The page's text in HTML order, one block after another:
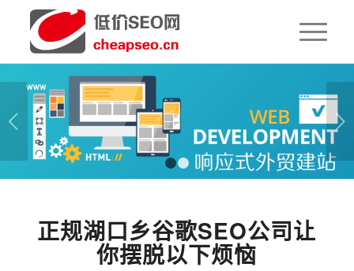
下一页
1 2
正规湖口乡谷歌SEO公司让
你摆脱以下烦恼